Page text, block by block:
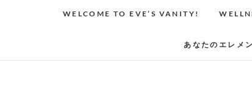
WELCOME TO EVE’S VANITY!
あなたのエレメ